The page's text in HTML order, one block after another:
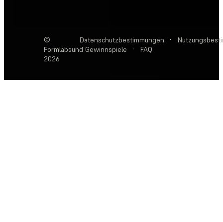
©
Formlabs
2026
Datenschutzbestimmungen ·
und Gewinnspiele
· FAQ